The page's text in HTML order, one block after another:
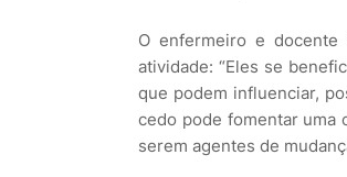
O enfermeiro e
atividade: “Eles se
que podem influenciar,
cedo pode fomentar uma
serem agentes de